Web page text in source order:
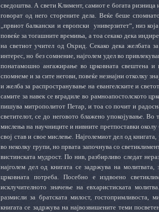
сведоштва. А свети Климент, самиот е богата ризница
говорат од него сторените дела. Веќе беше
„првиот балкански и европски универзитет“, низ
повеќе за тогашните времиња, а тоа секако дека
на светиот учител од Охрид. Секако дека желбата
интерес, но без сомнение, најголем удел во
понатамошно ангажирање во црковната свештена и
спомнеме и за сите негови, повеќе незнајни отколку
и желба за распространување на евангелските и
самите за навек се вградиле во рамноапостолското
пишува митрополитот Петар, и тоа со почит и
светителот, се до неговото блажено упокојување. Во
мислења на научниците и нивните претпоставки околу
свој став и свое мислење. Најголемиот дел од
во неколку групи, но првата започнува со
вистинската мудрост. По нив, разбирливо следат
најголем дел од книгата се задржува на
црковната потреба. Посебно е издвоено
исклучителното значење на евхаристиската
размисли за братската милост, гостопримливоста,
книгата се задржува на највозвишените теми